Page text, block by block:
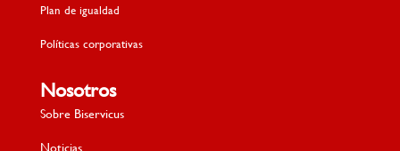
Plan de igualdad
Políticas corporativas
Nosotros
Sobre Biservicus
Noticias